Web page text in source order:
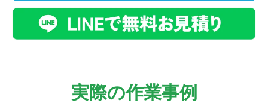
実際の作業事例